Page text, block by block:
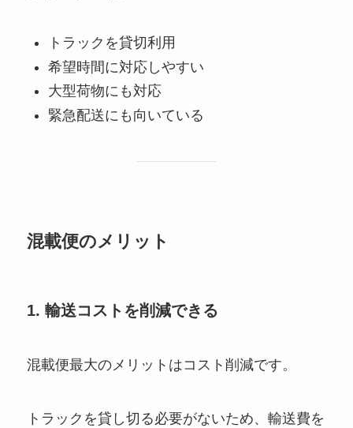
トラックを貸切利用
希望時間に対応しやすい
大型荷物にも対応
緊急配送にも向いている
混載便のメリット
1. 輸送コストを削減できる
混載便最大のメリットはコスト削減です。
トラックを貸し切る必要がないため、輸送費を